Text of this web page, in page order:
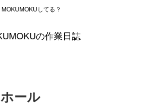
MOKUMOKUしてる？
の作業日誌
ール